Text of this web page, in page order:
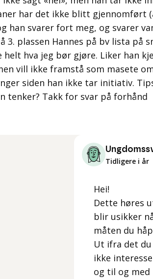
har det ikke blitt gjennomført
han svarer fort meg, og svarer
3. plassen Hannes på bv lista på
helt hva jeg bør gjøre. Liker han
vill ikke framstå som masete
siden han ikke tar initiativ.
tenker? Takk for svar på forhånd
Tidligere i år
Hei!
Dette høres
blir usikker
måten du
Ut ifra det
ikke
og til og